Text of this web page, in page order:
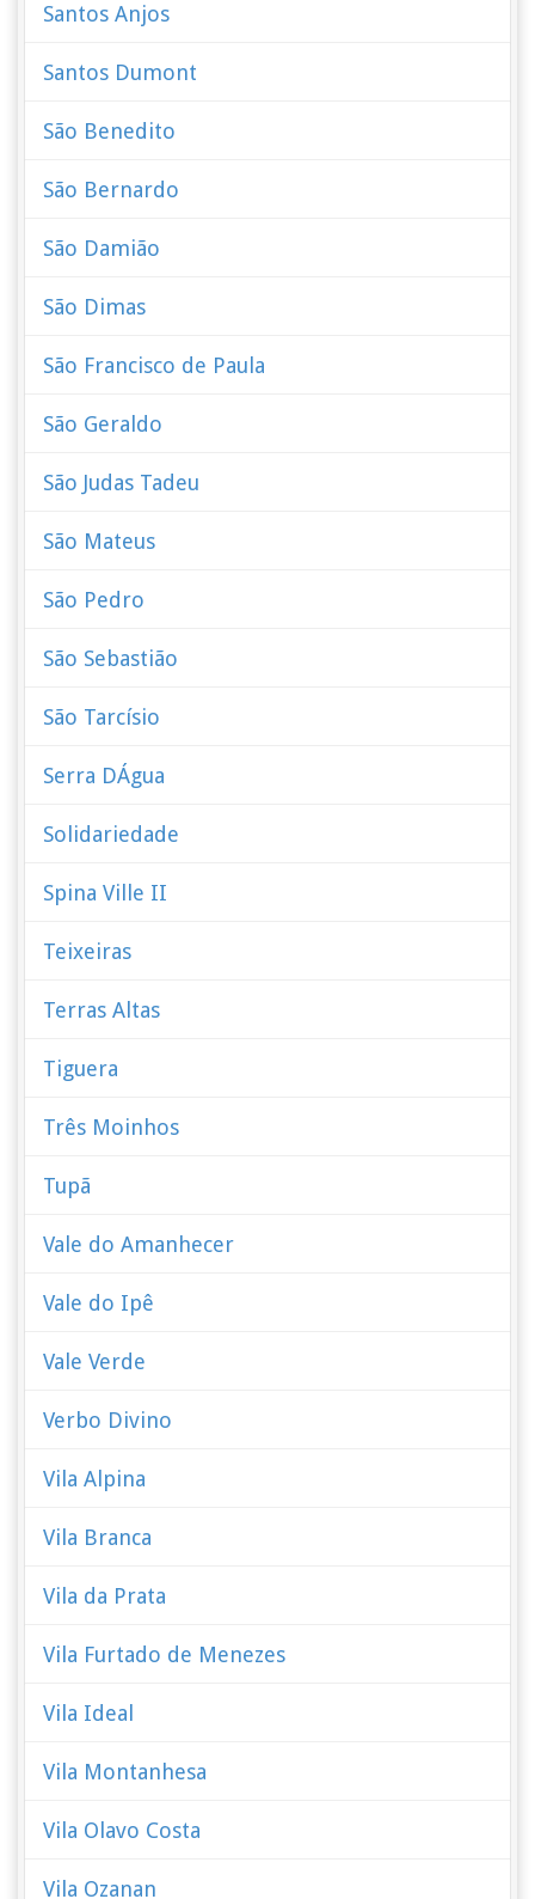
Santos Anjos
Santos Dumont
São Benedito
São Bernardo
São Damião
São Dimas
São Francisco de Paula
São Geraldo
São Judas Tadeu
São Mateus
São Pedro
São Sebastião
São Tarcísio
Serra DÁgua
Solidariedade
Spina Ville II
Teixeiras
Terras Altas
Tiguera
Três Moinhos
Tupã
Vale do Amanhecer
Vale do Ipê
Vale Verde
Verbo Divino
Vila Alpina
Vila Branca
Vila da Prata
Vila Furtado de Menezes
Vila Ideal
Vila Montanhesa
Vila Olavo Costa
Vila Ozanan